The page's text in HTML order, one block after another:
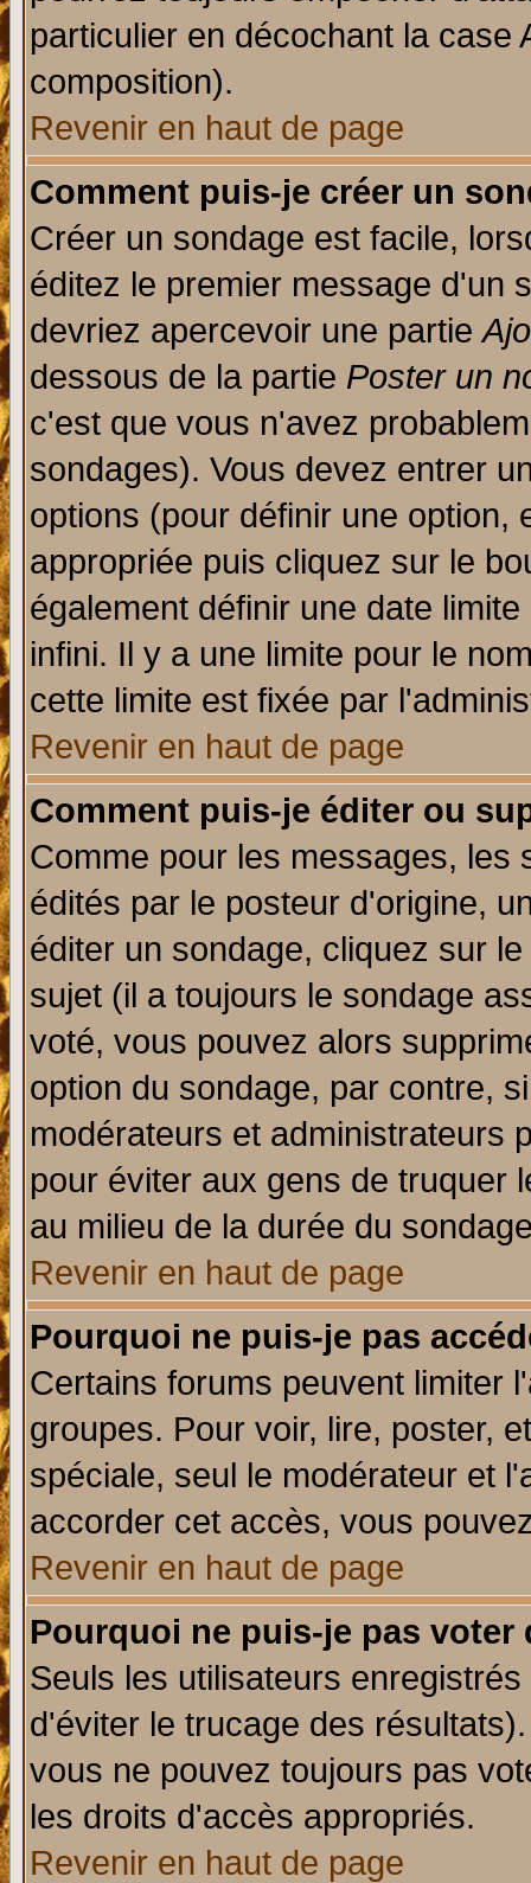
particulier en décochant la
composition).
Revenir en haut de page
Comment puis-je créer un
Créer un sondage est facile,
éditez le premier message d'un
devriez apercevoir une partie
dessous de la partie Poster un
c'est que vous n'avez
sondages). Vous devez entrer
options (pour définir une option,
appropriée puis cliquez sur le
également définir une date
infini. Il y a une limite pour le
cette limite est fixée par
Revenir en haut de page
Comment puis-je éditer ou
Comme pour les messages, les
édités par le posteur d'origine,
éditer un sondage, cliquez sur
sujet (il a toujours le sondage
voté, vous pouvez alors
option du sondage, par contre,
modérateurs et administrateurs
pour éviter aux gens de truquer
au milieu de la durée du
Revenir en haut de page
Pourquoi ne puis-je pas
Certains forums peuvent limiter
groupes. Pour voir, lire, poster,
spéciale, seul le modérateur et
accorder cet accès, vous
Revenir en haut de page
Pourquoi ne puis-je pas voter
Seuls les utilisateurs
d'éviter le trucage des
vous ne pouvez toujours pas
les droits d'accès appropriés.
Revenir en haut de page